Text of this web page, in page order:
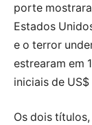
porte
Estados
e o terror
estrearam em
iniciais de
Os dois